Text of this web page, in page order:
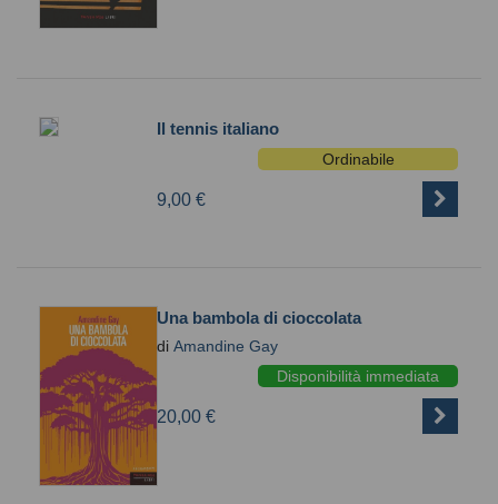
Il tennis italiano
Ordinabile
9,00 €
Una bambola di cioccolata
di Amandine Gay
Disponibilità immediata
20,00 €